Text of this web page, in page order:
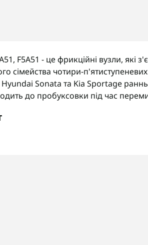
F5A51 - це фрикційні вузли, які
сімейства чотири-
Sonata та Kia Sportage
до пробуксовки під час